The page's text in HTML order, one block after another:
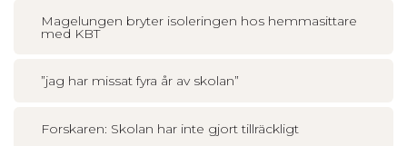
Magelungen bryter isoleringen hos hemmasittare
med KBT
”jag har missat fyra år av skolan”
Forskaren: Skolan har inte gjort tillräckligt